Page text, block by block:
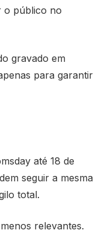
o público no
gravado em
para garantir
até 18 de
seguir a mesma
total.
relevantes.